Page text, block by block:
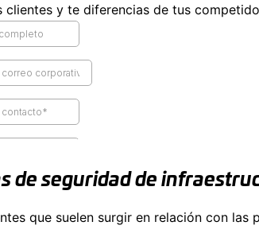
clientes y te diferencias de tus
de seguridad de
que suelen surgir en relación con las